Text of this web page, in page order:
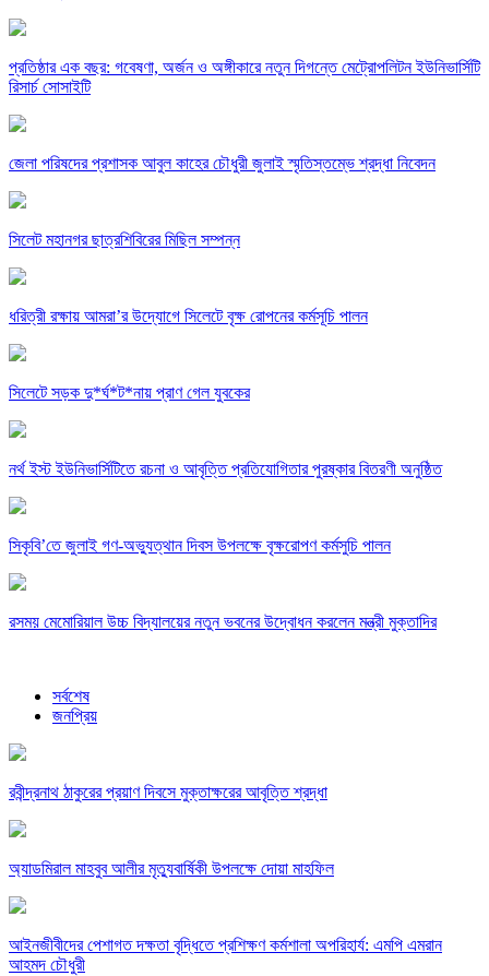
প্রতিষ্ঠার এক বছর: গবেষণা, অর্জন ও অঙ্গীকারে নতুন দিগন্তে মেট্রোপলিটন ইউনিভার্সিটি
রিসার্চ সোসাইটি
জেলা পরিষদের প্রশাসক আবুল কাহের চৌধুরী জুলাই স্মৃতিস্তম্ভে শ্রদ্ধা নিবেদন
সিলেট মহানগর ছাত্রশিবিরের মিছিল সম্পন্ন
ধরিত্রী রক্ষায় আমরা’র উদ্যোগে সিলেটে বৃক্ষ রোপনের কর্মসূচি পালন
সিলেটে সড়ক দু*র্ঘ*ট*নায় প্রাণ গেল যুবকের
নর্থ ইস্ট ইউনিভার্সিটিতে রচনা ও আবৃত্তি প্রতিযোগিতার পুরষ্কার বিতরণী অনুষ্ঠিত
সিকৃবি’তে জুলাই গণ-অভ্যুত্থান দিবস উপলক্ষে বৃক্ষরোপণ কর্মসুচি পালন
রসময় মেমোরিয়াল উচ্চ বিদ্যালয়ের নতুন ভবনের উদ্বোধন করলেন মন্ত্রী মুক্তাদির
সর্বশেষ
জনপ্রিয়
রবীন্দ্রনাথ ঠাকুরের প্রয়াণ দিবসে মুক্তাক্ষরের আবৃত্তি শ্রদ্ধা
অ্যাডমিরাল মাহবুব আলীর মৃত্যুবার্ষিকী উপলক্ষে দোয়া মাহফিল
‎আইনজীবীদের পেশাগত দক্ষতা বৃদ্ধিতে প্রশিক্ষণ কর্মশালা অপরিহার্য: এমপি এমরান
আহমদ চৌধুরী